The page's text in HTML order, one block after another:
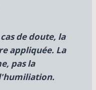
de doute, la
appliquée. La
pas la